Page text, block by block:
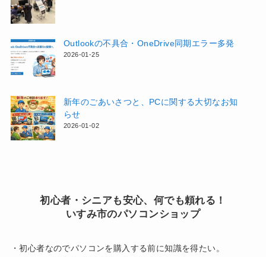
Outlookの不具合・OneDrive同期エラー多発
2026-01-25
新年のごあいさつと、PCに関する大切なお知
らせ
2026-01-02
初心者・シニアも安心、何でも頼れる！
いすみ市のパソコンショップ
・初心者なのでパソコンを購入する前に知識を得たい。